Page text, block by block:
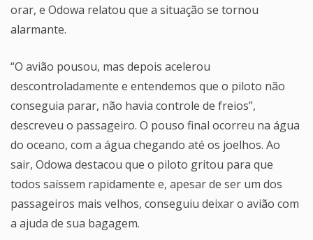
orar, e Odowa relatou que a situação se tornou
alarmante.
“O avião pousou, mas depois acelerou
descontroladamente e entendemos que o piloto não
conseguia parar, não havia controle de freios”,
descreveu o passageiro. O pouso final ocorreu na água
do oceano, com a água chegando até os joelhos. Ao
sair, Odowa destacou que o piloto gritou para que
todos saíssem rapidamente e, apesar de ser um dos
passageiros mais velhos, conseguiu deixar o avião com
a ajuda de sua bagagem.